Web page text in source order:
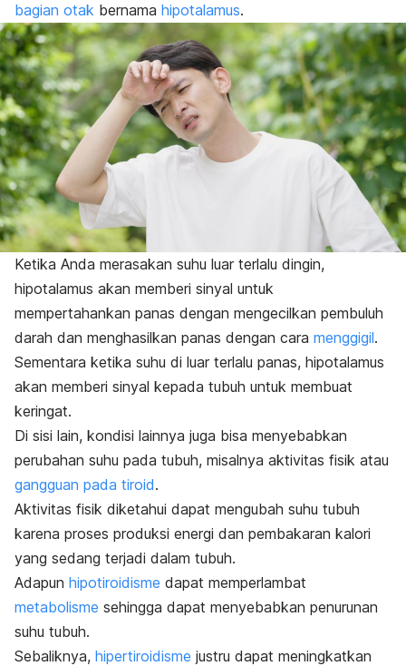
bagian otak bernama hipotalamus.
Ketika Anda merasakan suhu luar terlalu dingin,
hipotalamus akan memberi sinyal untuk
mempertahankan panas dengan mengecilkan pembuluh
darah dan menghasilkan panas dengan cara menggigil.
Sementara ketika suhu di luar terlalu panas, hipotalamus
akan memberi sinyal kepada tubuh untuk membuat
keringat.
Di sisi lain, kondisi lainnya juga bisa menyebabkan
perubahan suhu pada tubuh, misalnya aktivitas fisik atau
gangguan pada tiroid.
Aktivitas fisik diketahui dapat mengubah suhu tubuh
karena proses produksi energi dan pembakaran kalori
yang sedang terjadi dalam tubuh.
Adapun hipotiroidisme dapat memperlambat
metabolisme sehingga dapat menyebabkan penurunan
suhu tubuh.
Sebaliknya, hipertiroidisme justru dapat meningkatkan